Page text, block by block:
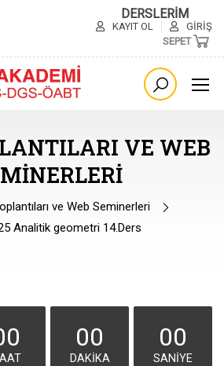
DERSLERİM
KAYIT OL
GIRIŞ
SEPET
VE WEB
ve Web Seminerleri
Analitik geometri 14.Ders
00
DAKIKA
00
SANIYE